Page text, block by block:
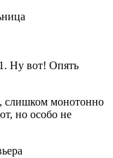
Ну вот! Опять
слишком монотонно
но особо не